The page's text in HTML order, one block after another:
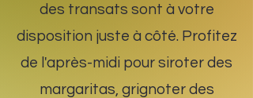
des transats sont à votre
disposition juste à côté. Profitez
de l'après-midi pour siroter des
margaritas, grignoter des